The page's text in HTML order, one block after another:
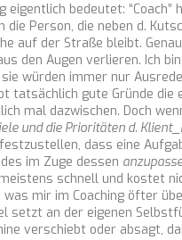
eigentlich bedeutet:
die Person, die neben d.
auf der Straße bleibt.
den Augen verlieren. Ich
würden immer nur
tatsächlich gute Gründe
mal dazwischen. Doch
und die Prioritäten d.
festzustellen, dass eine
im Zuge dessen
schnell und kostet
mir im Coaching öfter
setzt an der eigenen
verschiebt oder absagt,